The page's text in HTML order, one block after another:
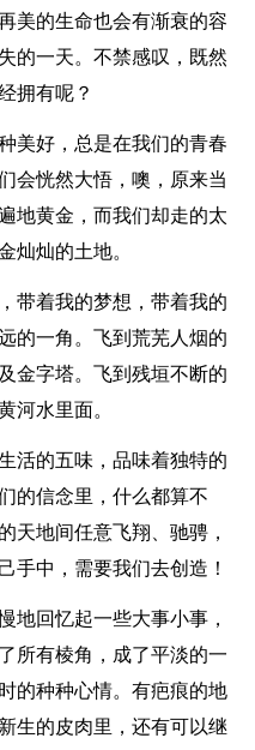
美的生命也会有渐衰的容
的一天。不禁感叹，既然
拥有呢？
美好，总是在我们的青春
会恍然大悟，噢，原来当
地黄金，而我们却走的太
灿灿的土地。
带着我的梦想，带着我的
的一角。飞到荒芜人烟的
金字塔。飞到残垣不断的
河水里面。
活的五味，品味着独特的
的信念里，什么都算不
天地间任意飞翔、驰骋，
手中，需要我们去创造！
地回忆起一些大事小事，
所有棱角，成了平淡的一
的种种心情。有疤痕的地
生的皮肉里，还有可以继